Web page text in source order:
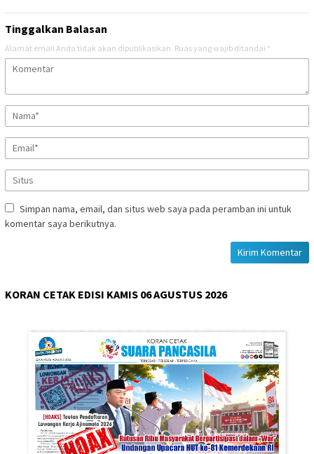
Tinggalkan Balasan
Alamat email Anda tidak akan dipublikasikan. Ruas yang wajib ditandai *
Simpan nama, email, dan situs web saya pada peramban ini untuk
komentar saya berikutnya.
KORAN CETAK EDISI KAMIS 06 AGUSTUS 2026